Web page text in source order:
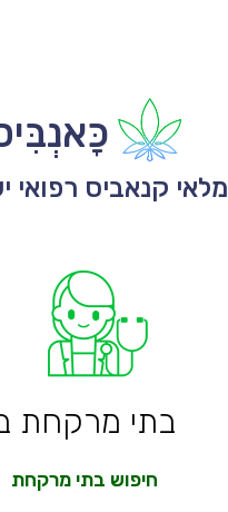
מלאי קנאביס רפואי
בתי מרקחת
חיפוש בתי מרקחת